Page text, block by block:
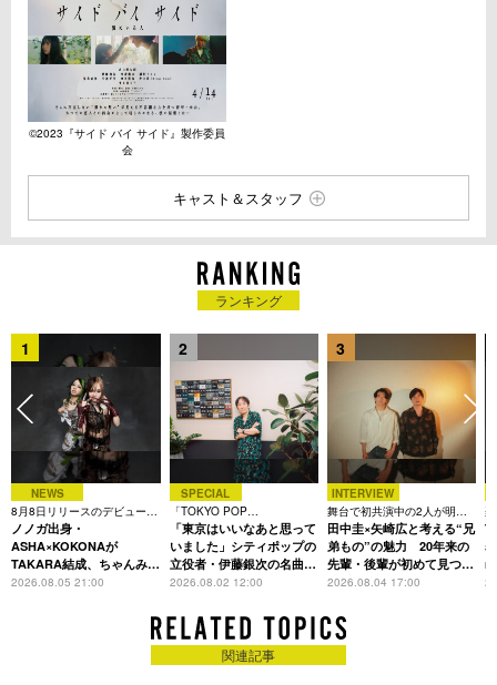
©︎2023『サイド バイ サイド』製作委員
会
キャスト＆スタッフ
ランキング
1
NEWS
8月8日リリースのデビュー曲
は「Time is money」
ノノガ出身・
ASHA×KOKONAが
TAKARA結成、ちゃんみな
主宰レーベル第2弾アーテ
2026.08.05 21:00
2
SPECIAL
「TOKYO POP
CHRONICLE」特集
「東京はいいなあと思って
いました」シティポップの
立役者・伊藤銀次の名曲回
想録
2026.08.02 12:00
3
INTERVIEW
舞台で初共演中の2人が明か
す、今の自分をつくる恩人の
存在
田中圭×矢崎広と考える“兄
弟もの”の魅力 20年来の
先輩・後輩が初めて見つけ
た互いの共通点とは
2026.08.04 17:00
関連記事